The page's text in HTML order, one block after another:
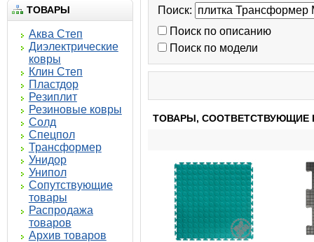
ТОВАРЫ
Аква Степ
Диэлектрические
ковры
Клин Степ
Пластдор
Резиплит
Резиновые ковры
Солд
Спецпол
Трансформер
Унидор
Унипол
Сопутствующие
товары
Распродажа
товаров
Архив товаров
Поиск:
Поиск по описанию
Поиск по модели
ТОВАРЫ, СООТВЕТСТВУЮЩИЕ